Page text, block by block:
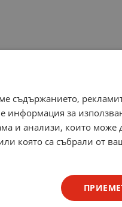
съдържанието,
информация за
и анализи, които може
която са събрали от